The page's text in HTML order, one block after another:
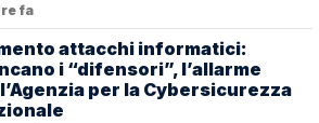
fa
attacchi informatici:
i “difensori”, l’allarme
per la Cybersicurezza